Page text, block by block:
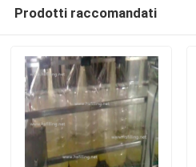
Prodotti raccomandati